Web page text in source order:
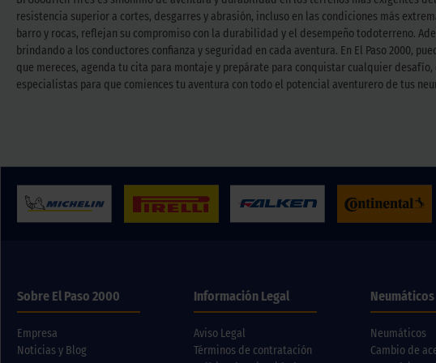
resistencia superior a cortes, desgarres y abrasión, incluso en las condiciones más
barro y rocas, reflejan su compromiso con la durabilidad y el desempeño todoterreno.
brindando a los conductores confianza y seguridad en cada aventura. En El Paso 2000,
que mereces, agenda tu cita para montaje y prepárate para conquistar cualquier
especialistas para que comiences tu aventura con todo el potencial aventurero de tus
Sobre El Paso 2000
Empresa
Noticias y Blog
Información Legal
Aviso Legal
Términos de contratación
Neumáticos
Neumáticos
Cambio de